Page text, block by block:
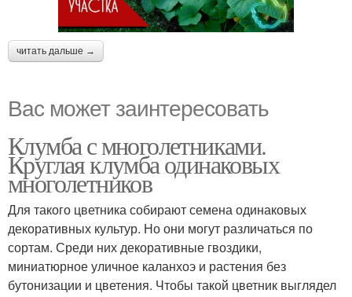
читать дальше →
Вас может заинтересовать
Клумба с многолетниками.
Круглая клумба одинаковых
многолетников
Для такого цветника собирают семена одинаковых
декоративных культур. Но они могут различаться по
сортам. Среди них декоративные гвоздики,
миниатюрное уличное каланхоэ и растения без
бутонизации и цветения. Чтобы такой цветник выглядел